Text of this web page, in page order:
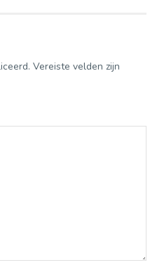
Vereiste velden zijn